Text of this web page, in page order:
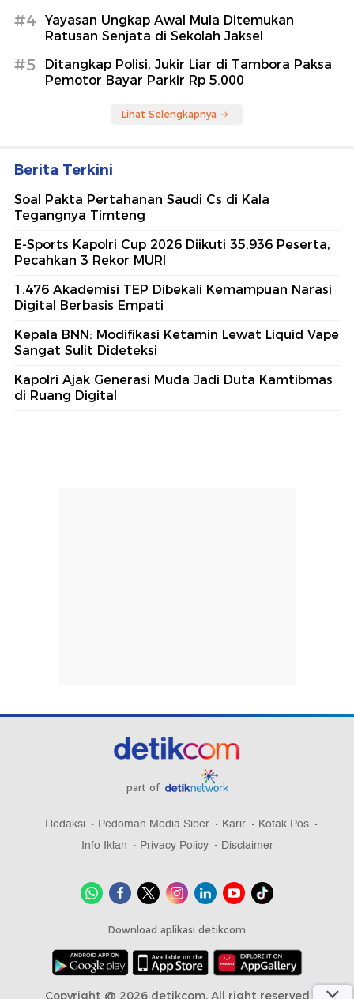
#4
Yayasan Ungkap Awal Mula Ditemukan
Ratusan Senjata di Sekolah Jaksel
#5
Ditangkap Polisi, Jukir Liar di Tambora Paksa
Pemotor Bayar Parkir Rp 5.000
Lihat Selengkapnya
Berita Terkini
Soal Pakta Pertahanan Saudi Cs di Kala
Tegangnya Timteng
E-Sports Kapolri Cup 2026 Diikuti 35.936 Peserta,
Pecahkan 3 Rekor MURI
1.476 Akademisi TEP Dibekali Kemampuan Narasi
Digital Berbasis Empati
Kepala BNN: Modifikasi Ketamin Lewat Liquid Vape
Sangat Sulit Dideteksi
Kapolri Ajak Generasi Muda Jadi Duta Kamtibmas
di Ruang Digital
part of
Redaksi Pedoman Media Siber Karir
Kotak Pos
Info Iklan
Privacy Policy Disclaimer
Download aplikasi detikcom
Copyright @ 2026 detikcom, All right reserved